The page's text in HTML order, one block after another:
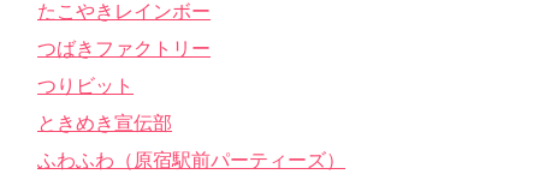
たこやきレインボー
つばきファクトリー
つりビット
ときめき宣伝部
ふわふわ（原宿駅前パーティーズ）